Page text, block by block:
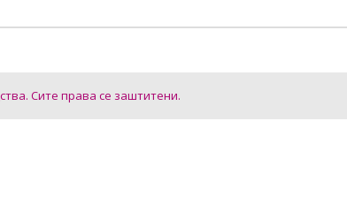
Сите права се заштитени.